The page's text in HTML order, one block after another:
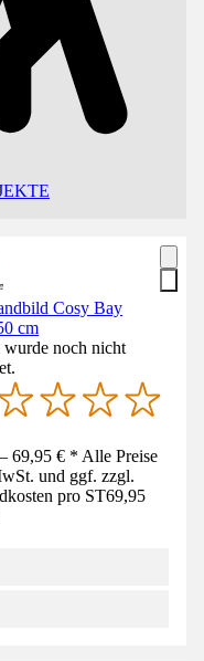
Cosy Bay
cm
noch nicht
69,95 € * Alle Preise
und ggf. zzgl.
pro ST69,95